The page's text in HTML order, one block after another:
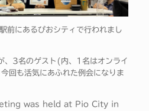
前にあるぴおシティで行われまし
、3名のゲスト(内、1名はオンライ
回も活気にあふれた例会になりま
was held at Pio City in